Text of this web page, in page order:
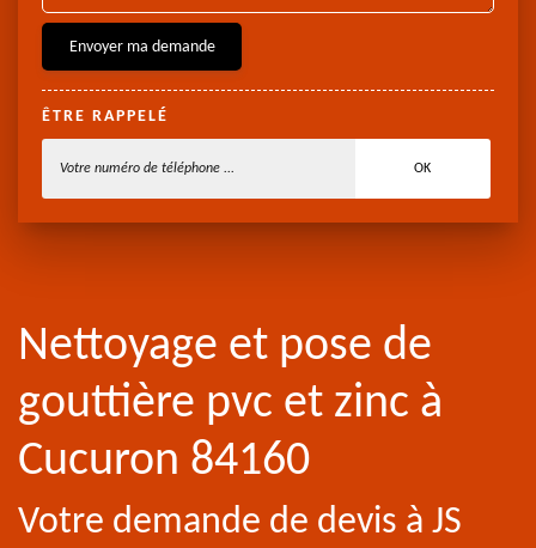
ÊTRE RAPPELÉ
Nettoyage et pose de
gouttière pvc et zinc à
Cucuron 84160
Votre demande de devis à JS